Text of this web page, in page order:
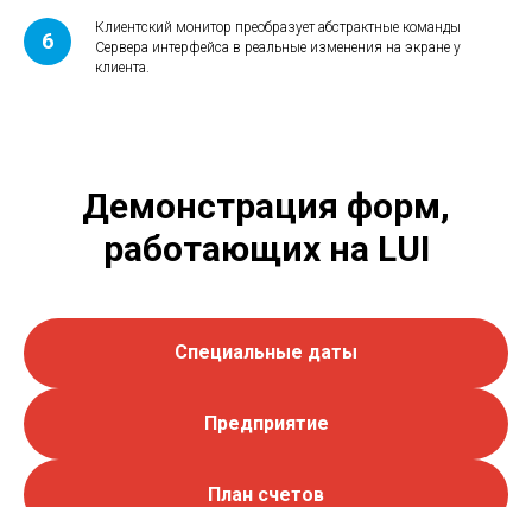
Клиентский монитор преобразует абстрактные команды
Сервера интерфейса в реальные изменения на экране у
клиента.
Демонстрация форм,
работающих на LUI
Специальные даты
Предприятие
План счетов